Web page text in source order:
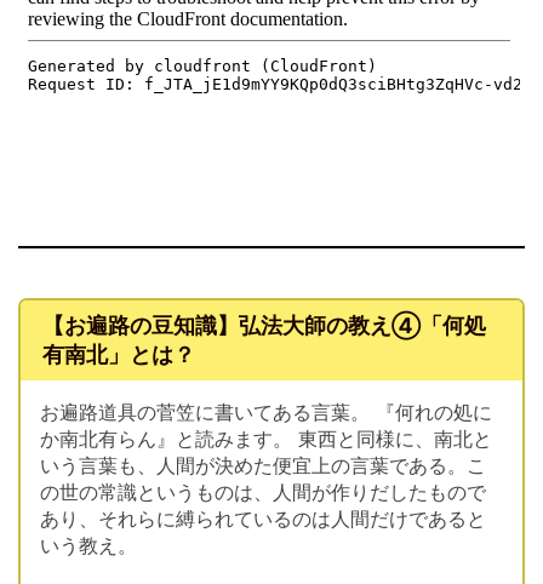
【お遍路の豆知識】弘法大師の教え④「何処
有南北」とは？
お遍路道具の菅笠に書いてある言葉。
『何れの処に
か南北有らん』と読みます。
東西と同様に、南北と
いう言葉も、人間が決めた便宜上の言葉である。こ
の世の常識というものは、人間が作りだしたもので
あり、それらに縛られているのは人間だけであると
いう教え。